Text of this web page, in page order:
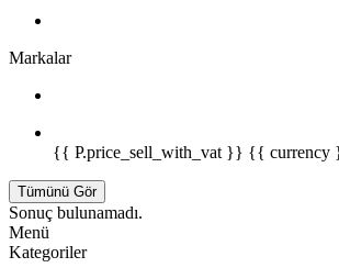
Markalar
{{ P.price_sell_with_vat }} {{ currency
Tümünü Gör
Sonuç bulunamadı.
Menü
Kategoriler